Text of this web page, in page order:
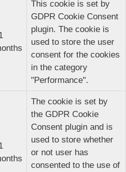
This cookie is set by
GDPR Cookie Consent
plugin. The cookie is
used to store the user
consent for the cookies
in the category
"Performance".
The cookie is set by
the GDPR Cookie
Consent plugin and is
used to store whether
or not user has
consented to the use of